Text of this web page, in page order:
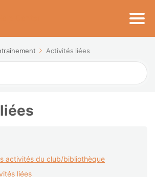
Activités liées
activités du club/bibliothèque
liées